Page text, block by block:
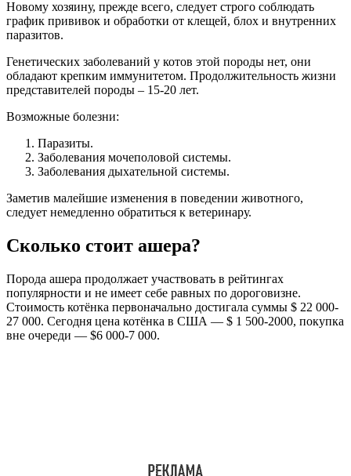
Новому хозяину, прежде всего, следует строго соблюдать
график прививок и обработки от клещей, блох и внутренних
паразитов.
Генетических заболеваний у котов этой породы нет, они
обладают крепким иммунитетом. Продолжительность жизни
представителей породы – 15-20 лет.
Возможные болезни:
Паразиты.
Заболевания мочеполовой системы.
Заболевания дыхательной системы.
Заметив малейшие изменения в поведении животного,
следует немедленно обратиться к ветеринару.
Сколько стоит ашера?
Порода ашера продолжает участвовать в рейтингах
популярности и не имеет себе равных по дороговизне.
Стоимость котёнка первоначально достигала суммы $ 22 000-
27 000. Сегодня цена котёнка в США — $ 1 500-2000, покупка
вне очереди — $6 000-7 000.